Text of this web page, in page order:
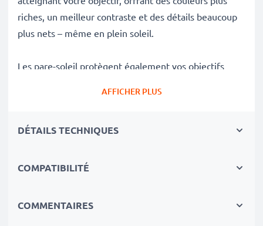
riches, un meilleur contraste et des détails beaucoup
plus nets – même en plein soleil.
Les pare-soleil protègent également vos objectifs
photographe.
Avantages du Cylindrique / Rond baïonnette Pare-
AFFICHER PLUS
DÉTAILS TECHNIQUES
COMPATIBILITÉ
COMMENTAIRES